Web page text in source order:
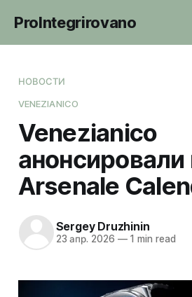
ProIntegrirovano
НОВОСТИ
VENEZIANICO
Venezianico
Arsenale
Sergey Druzhinin
23 апр. 2026 —1 min read